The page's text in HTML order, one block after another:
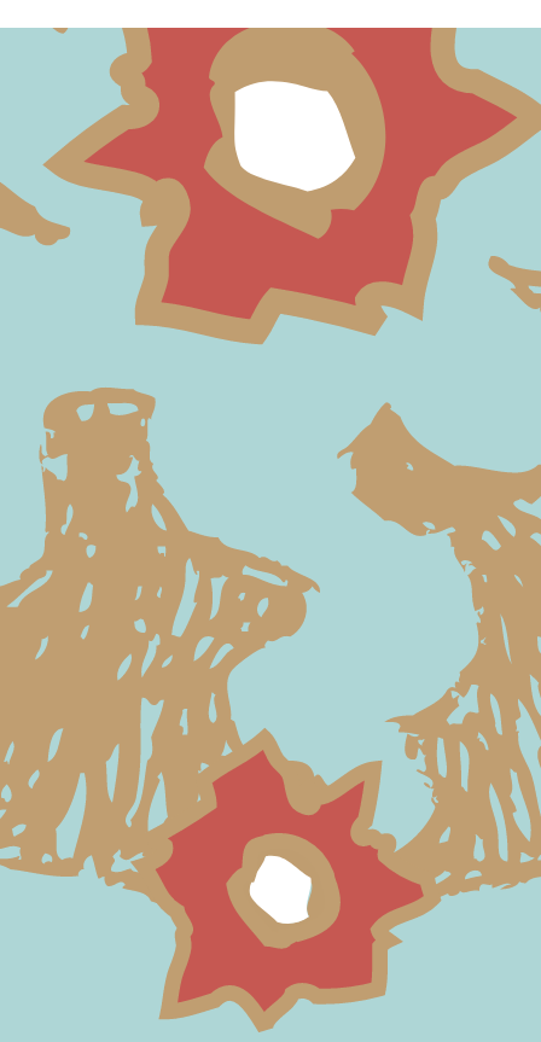
AL CONVENTO
Voglia d’estate, musica e paella?
GIUGNO 2026 a
santa Maria del
Cengio
Notizie dalla fraternità di s.Maria
Erica Boschiero e p.
Ermes Ronchi al
Festival Biblico
15-05-2026
lunedì 18 maggio ore 20.30a San
DOMENICA DELLE
MANI MOLTIPLICATE
30-07-2026
domenica XVIII - fra Ermes Ronchi - 2
agosto 26
IL GESU’ DALLA
FEDE SOLARE
22-07-2026
domenica XVII - 26 luglio - fra Ermes
Ronchi